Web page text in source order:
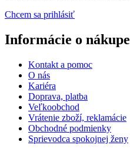
Chcem sa prihlásiť
Informácie o nákupe
Kontakt a pomoc
O nás
Kariéra
Doprava, platba
Veľkoobchod
Vrátenie zboží, reklamácie
Obchodné podmienky
Sprievodca spokojnej ženy